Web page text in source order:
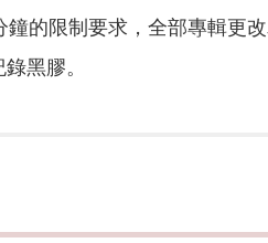
的限制要求，全部專輯更
黑膠。